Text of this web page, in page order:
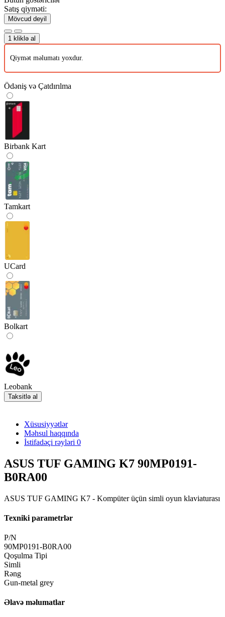
Satış qiyməti:
Mövcud deyil
1 kliklə al
Qiymət məlumatı yoxdur.
Ödəniş və Çatdırılma
Birbank Kart
Tamkart
UCard
Bolkart
Leobank
Taksitlə al
Xüsusiyyətlər
Məhsul haqqında
İstifadəçi rəyləri 0
ASUS TUF GAMING K7 90MP0191-
B0RA00
ASUS TUF GAMING K7 - Kompüter üçün simli oyun klaviaturası
Texniki parametrlər
P/N
90MP0191-B0RA00
Qoşulma Tipi
Simli
Rəng
Gun-metal grey
Əlavə məlumatlar